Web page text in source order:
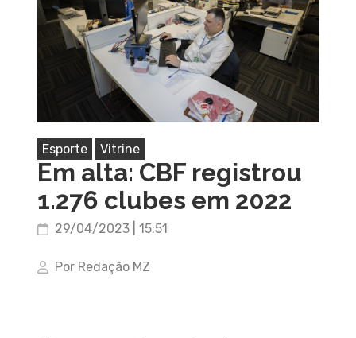
Esporte Vitrine
Em alta: CBF registrou
1.276 clubes em 2022
29/04/2023 | 15:51
Por Redação MZ